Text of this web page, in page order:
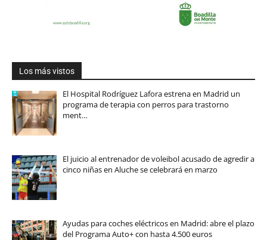
Los más vistos
El Hospital Rodríguez Lafora estrena en Madrid un
programa de terapia con perros para trastorno
ment…
El juicio al entrenador de voleibol acusado de agredir a
cinco niñas en Aluche se celebrará en marzo
Ayudas para coches eléctricos en Madrid: abre el plazo
del Programa Auto+ con hasta 4.500 euros